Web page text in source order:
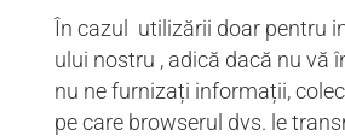
În cazul utilizării doar pentru
ului nostru , adică dacă nu vă
nu ne furnizați informații,
pe care browserul dvs. le